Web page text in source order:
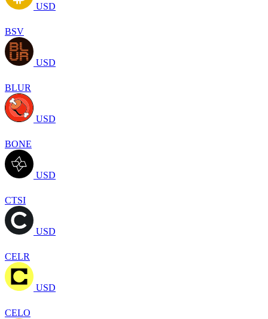
USD
BSV
USD
BLUR
USD
BONE
USD
CTSI
USD
CELR
USD
CELO